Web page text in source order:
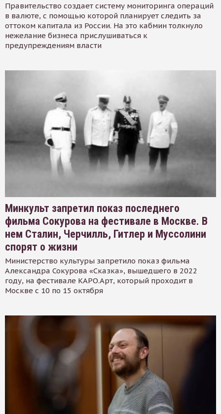
Правительство создает систему мониторинга операций
в валюте, с помощью которой планирует следить за
оттоком капитала из России. На это кабмин толкнуло
нежелание бизнеса прислушиваться к
предупреждениям власти
Минкульт запретил показ последнего
фильма Сокурова на фестивале в Москве. В
нем Сталин, Черчилль, Гитлер и Муссолини
спорят о жизни
Министерство культуры запретило показ фильма
Александра Сокурова «Сказка», вышедшего в 2022
году, на фестивале КАРО.Арт, который проходит в
Москве с 10 по 15 октября